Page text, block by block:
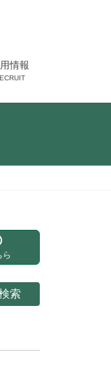
情報
ら